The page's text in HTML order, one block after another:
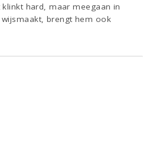
hard, maar meegaan in
brengt hem ook